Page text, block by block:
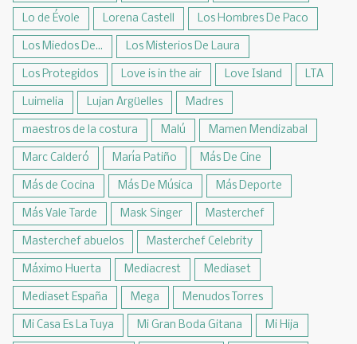
Lo de Évole Lorena Castell Los Hombres De Paco
Los Miedos De... Los Misterios De Laura
Los Protegidos Love is in the air Love Island LTA
Luimelia Lujan Argüelles Madres
maestros de la costura Malú Mamen Mendizabal
Marc Calderó María Patiño Más De Cine
Más de Cocina Más De Música Más Deporte
Más Vale Tarde Mask Singer Masterchef
Masterchef abuelos Masterchef Celebrity
Máximo Huerta Mediacrest Mediaset
Mediaset España Mega Menudos Torres
Mi Casa Es La Tuya Mi Gran Boda Gitana Mi Hija